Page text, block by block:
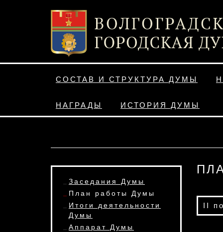
СОСТАВ И СТРУКТУРА ДУМЫ
НАГРАДЫ ИСТОРИЯ ДУМЫ
Заседания Думы
План работы Думы
Итоги деятельности
Думы
Аппарат Думы
II